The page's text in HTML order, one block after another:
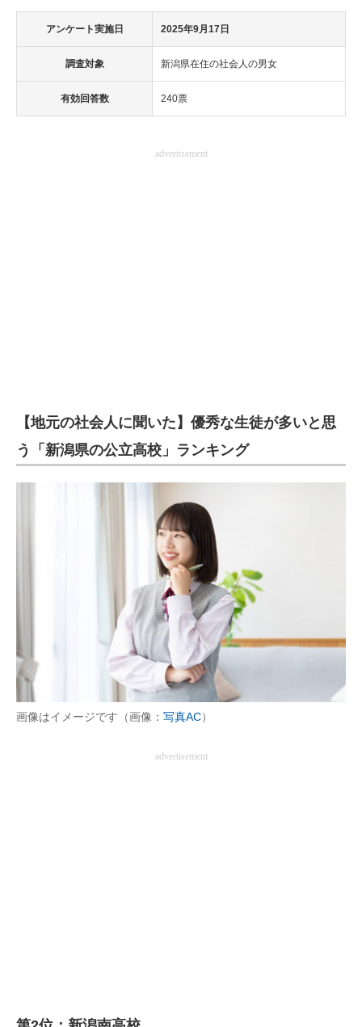
アンケート実施日 2025年9月17日
調査対象 新潟県在住の社会人の男女
有効回答数 240票
advertisement
【地元の社会人に聞いた】優秀な生徒が多いと思
う「新潟県の公立高校」ランキング
画像はイメージです（画像： 写真AC）
advertisement